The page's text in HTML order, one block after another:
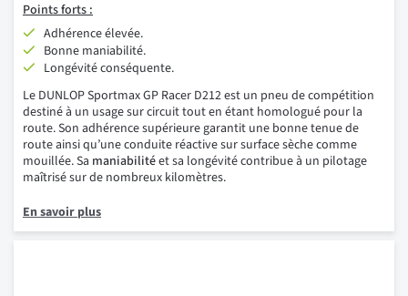
Points forts :
Adhérence élevée.
Bonne maniabilité.
Longévité conséquente.
Le DUNLOP Sportmax GP Racer D212 est un pneu de compétition
destiné à un usage sur circuit tout en étant homologué pour la
route. Son adhérence supérieure garantit une bonne tenue de
route ainsi qu’une conduite réactive sur surface sèche comme
mouillée. Sa maniabilitéet sa longévité contribue à un pilotage
maîtrisé sur de nombreux kilomètres.
En savoir plus